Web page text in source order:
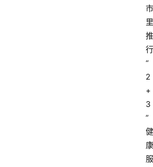
市
里
推
行
“
2
+
3
”
健
康
服